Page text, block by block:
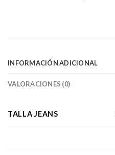
INFORMACIÓN ADICIONAL
VALORACIONES (0)
TALLA JEANS